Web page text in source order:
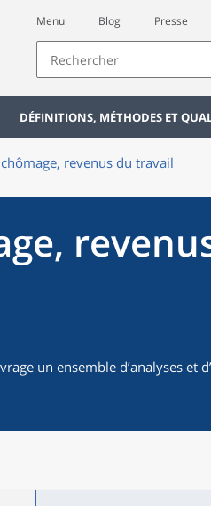
Menu Blog Presse
DÉFINITIONS, MÉTHODES ET
revenus du travail
un ensemble d’analyses et